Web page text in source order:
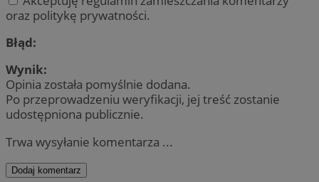
oraz politykę prywatności.
Błąd:
Wynik:
Opinia została pomyślnie dodana.
Po przeprowadzeniu weryfikacji, jej treść zostanie
udostępniona publicznie.
Trwa wysyłanie komentarza ...
Dodaj komentarz